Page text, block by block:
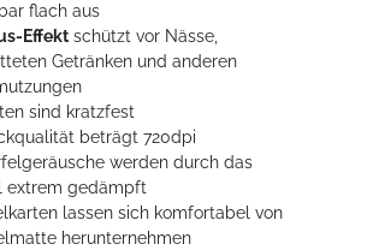
flach aus
Effekt schützt vor Nässe,
Getränken und anderen
sind kratzfest
beträgt 720dpi
werden durch das
extrem gedämpft
lassen sich komfortabel von
herunternehmen